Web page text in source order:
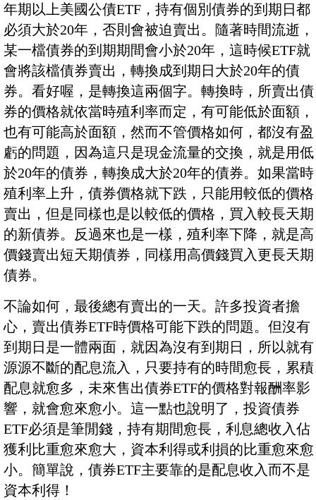
年期以上美國公債ETF，持有個別債券的到期日都
必須大於20年，否則會被迫賣出。隨著時間流逝，
某一檔債券的到期期間會小於20年，這時候ETF就
會將該檔債券賣出，轉換成到期日大於20年的債
券。看好喔，是轉換這兩個字。轉換時，所賣出債
券的價格就依當時殖利率而定，有可能低於面額，
也有可能高於面額，然而不管價格如何，都沒有盈
虧的問題，因為這只是現金流量的交換，就是用低
於20年的債券，轉換成大於20年的債券。如果當時
殖利率上升，債券價格就下跌，只能用較低的價格
賣出，但是同樣也是以較低的價格，買入較長天期
的新債券。反過來也是一樣，殖利率下降，就是高
價錢賣出短天期債券，同樣用高價錢買入更長天期
債券。
不論如何，最後總有賣出的一天。許多投資者擔
心，賣出債券ETF時價格可能下跌的問題。但沒有
到期日是一體兩面，就因為沒有到期日，所以就有
源源不斷的配息流入，只要持有的時間愈長，累積
配息就愈多，未來售出債券ETF的價格對報酬率影
響，就會愈來愈小。這一點也說明了，投資債券
ETF必須是筆閒錢，持有期間愈長，利息總收入佔
獲利比重愈來愈大，資本利得或利損的比重愈來愈
小。簡單說，債券ETF主要靠的是配息收入而不是
資本利得！